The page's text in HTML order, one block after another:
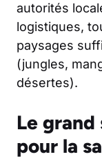
autorités
logistiques,
paysages
(jungles,
désertes).
Le
pour la